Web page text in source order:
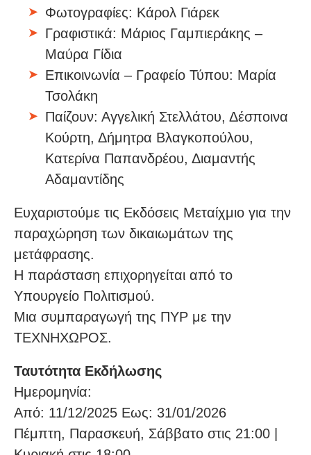
Φωτογραφίες: Κάρολ Γιάρεκ
Γραφιστικά: Μάριος Γαμπιεράκης –
Μαύρα Γίδια
Επικοινωνία – Γραφείο Τύπου: Μαρία
Τσολάκη
Παίζουν: Αγγελική Στελλάτου, Δέσποινα
Κούρτη, Δήμητρα Βλαγκοπούλου,
Κατερίνα Παπανδρέου, Διαμαντής
Αδαμαντίδης
Ευχαριστούμε τις Εκδόσεις Μεταίχμιο για την
παραχώρηση των δικαιωμάτων της
μετάφρασης.
Η παράσταση επιχορηγείται από το
Υπουργείο Πολιτισμού.
Μια συμπαραγωγή της ΠΥΡ με την
ΤΕΧΝΗΧΩΡΟΣ.
Ταυτότητα Εκδήλωσης
Ημερομηνία:
Από: 11/12/2025 Εως: 31/01/2026
Πέμπτη, Παρασκευή, Σάββατο στις 21:00 |